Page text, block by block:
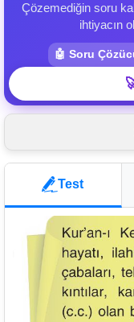
Çözemediğin soru
ihtiyacın
🤖 Soru
Test